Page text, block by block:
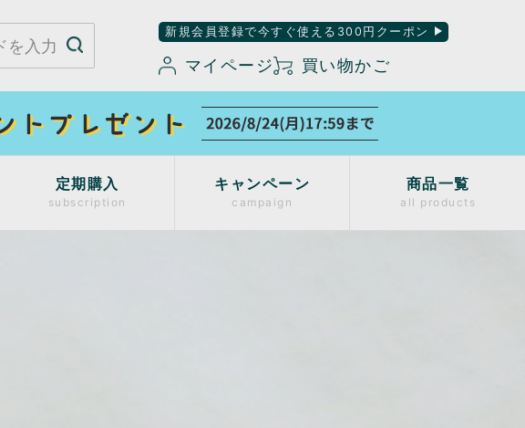
新規会員登録で今すぐ使える300円クーポン
マイページ 買い物かご
定期購入
subscription
キャンペーン
campaign
商品一覧
all products